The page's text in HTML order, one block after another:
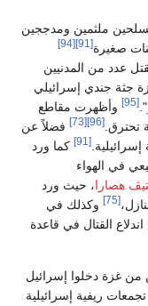
ملثمين ومدججين
صغيرة[91]
[94]
عدد من المدنيين
جثة جندي إسرائيلي
".
[95]
وأظهرت مقاطع
تحترق. [96]
[73]
فضلاً عن
[91]
كما ورد
في الهواء
هصارا، حيث ورد
[75]
وكذلك في
القتال في قاعدة
غزة دخلوا إسرائيل
ريفية إسرائيلية